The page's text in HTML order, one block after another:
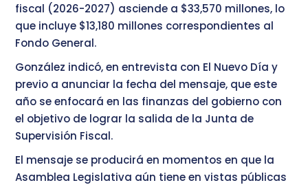
fiscal (2026-2027) asciende a $33,570 millones, lo
que incluye $13,180 millones correspondientes al
Fondo General.
González indicó, en entrevista con El Nuevo Día y
previo a anunciar la fecha del mensaje, que este
año se enfocará en las finanzas del gobierno con
el objetivo de lograr la salida de la Junta de
Supervisión Fiscal.
El mensaje se producirá en momentos en que la
Asamblea Legislativa aún tiene en vistas públicas